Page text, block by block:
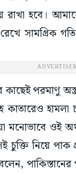
রাখা হবে।
রেখে সামগ্রিক
পরমাণু
হামলা
মনোভাবে ওই
নিয়ে পাক